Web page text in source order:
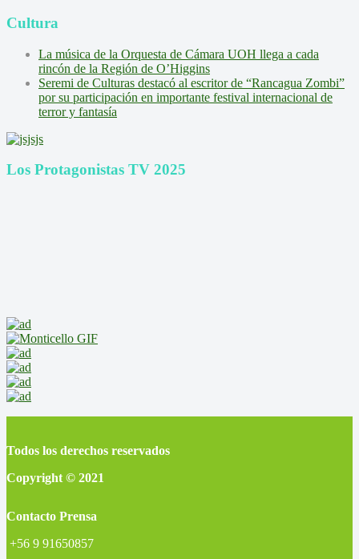
Cultura
La música de la Orquesta de Cámara UOH llega a cada
rincón de la Región de O’Higgins
Seremi de Culturas destacó al escritor de “Rancagua Zombi”
por su participación en importante festival internacional de
terror y fantasía
Los Protagonistas TV 2025
Todos los derechos reservados
Copyright © 2021
Contacto Prensa
+56 9 91650857